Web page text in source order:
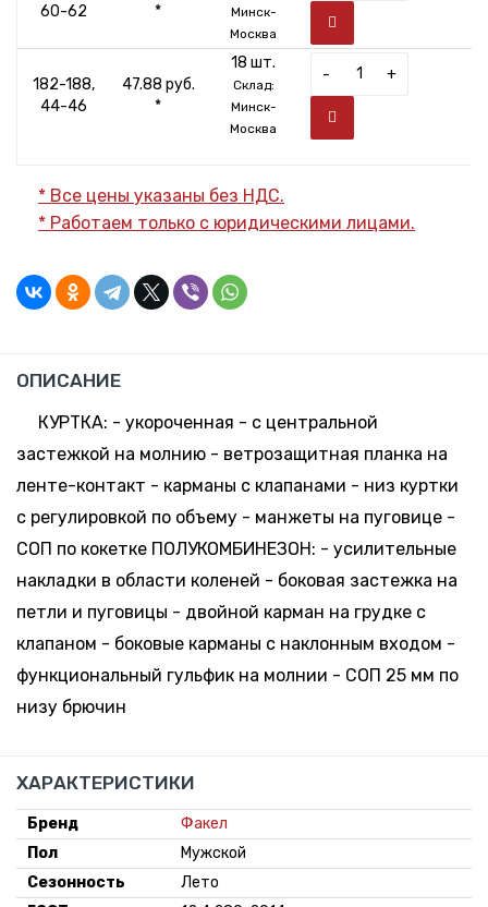
60-62
*
Минск-
Москва
182-188,
44-46
47.88 руб.
*
18 шт.
Склад:
Минск-
Москва
- +
* Все цены указаны без НДС.
* Работаем только с юридическими лицами.
ОПИСАНИЕ
КУРТКА: - укороченная - с центральной
застежкой на молнию - ветрозащитная планка на
ленте-контакт - карманы с клапанами - низ куртки
с регулировкой по объему - манжеты на пуговице -
СОП по кокетке ПОЛУКОМБИНЕЗОН: - усилительные
накладки в области коленей - боковая застежка на
петли и пуговицы - двойной карман на грудке с
клапаном - боковые карманы с наклонным входом -
функциональный гульфик на молнии - СОП 25 мм по
низу брючин
ХАРАКТЕРИСТИКИ
Бренд
Факел
Пол
Мужской
Сезонность
Лето